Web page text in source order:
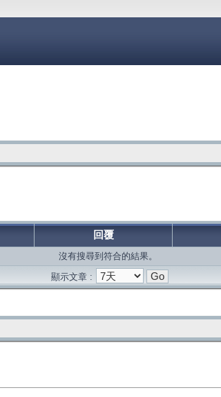
回覆
沒有搜尋到符合的結果。
顯示文章 :